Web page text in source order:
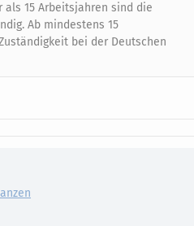
15 Arbeitsjahren sind die
Ab mindestens 15
bei der Deutschen